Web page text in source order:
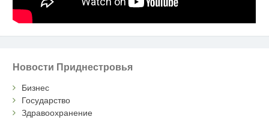
Новости Приднестровья
Бизнес
Государство
Здравоохранение